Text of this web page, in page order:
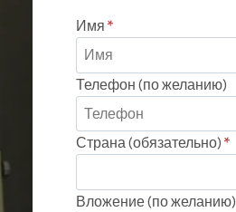
Имя *
Телефон (по желанию)
Страна (обязательно) *
Вложение (по желанию)